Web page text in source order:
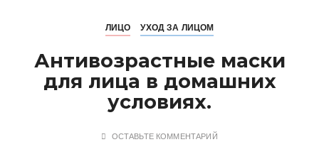
ЛИЦО УХОД ЗА ЛИЦОМ
Антивозрастные маски
для лица в домашних
условиях.
ОСТАВЬТЕ КОММЕНТАРИЙ